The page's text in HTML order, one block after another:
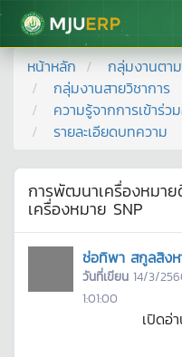
มหาวิทยาลัยแม่โจ้
หน้าหลัก
กลุ่มงานตา
กลุ่มงานสายวิชาการ
ความรู้จากการเข้าร่
รายละเอียดบทความ
การพัฒนาเครื่องหมาย
เครื่องหมาย SNP
ช่อทิพา สกูลสิงห
วันที่เขียน 14/3/
1:01:00
เปิดอ่